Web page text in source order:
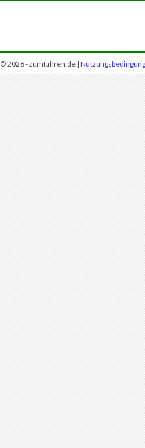
© 2026 - zumfahren.de |